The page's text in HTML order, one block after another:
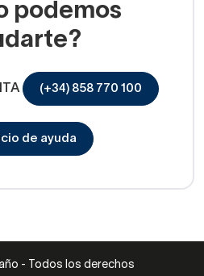
podemos
(+34) 858 770 100
de ayuda
- Todos los derechos